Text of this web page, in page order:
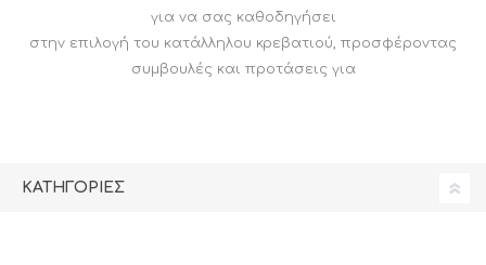
για να σας καθοδηγήσει
στην επιλογή του κατάλληλου κρεβατιού, προσφέροντας
συμβουλές και προτάσεις για
ΚΑΤΗΓΟΡΊΕΣ